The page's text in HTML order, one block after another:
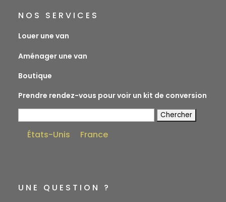
NOS SERVICES
Louer une van
Aménager une van
Boutique
Prendre rendez-vous pour voir un kit de conversion
États-Unis
France
UNE QUESTION ?